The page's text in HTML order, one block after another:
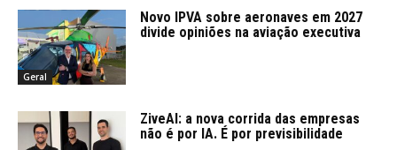
Geral
Novo IPVA sobre aeronaves em 2027
divide opiniões na aviação executiva
ZiveAI: a nova corrida das empresas
não é por IA. É por previsibilidade